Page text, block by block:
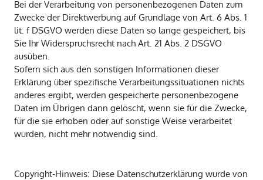
Bei der Verarbeitung von personenbezogenen Daten zum
Zwecke der Direktwerbung auf Grundlage von Art. 6 Abs. 1
lit. f DSGVO werden diese Daten so lange gespeichert, bis
Sie Ihr Widerspruchsrecht nach Art. 21 Abs. 2 DSGVO
ausüben.
Sofern sich aus den sonstigen Informationen dieser
Erklärung über spezifische Verarbeitungssituationen nichts
anderes ergibt, werden gespeicherte personenbezogene
Daten im Übrigen dann gelöscht, wenn sie für die Zwecke,
für die sie erhoben oder auf sonstige Weise verarbeitet
wurden, nicht mehr notwendig sind.
Copyright-Hinweis: Diese Datenschutzerklärung wurde von